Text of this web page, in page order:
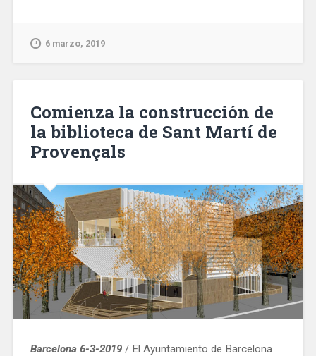
ser
con
un
homicidio
ocurrido
el
Gòtic»
6 marzo, 2019
Comienza la construcción de
la biblioteca de Sant Martí de
Provençals
Barcelona 6-3-2019/ El Ayuntamiento de Barcelona